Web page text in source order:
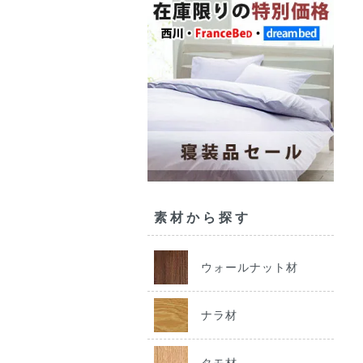
素材から探す
ウォールナット材
ナラ材